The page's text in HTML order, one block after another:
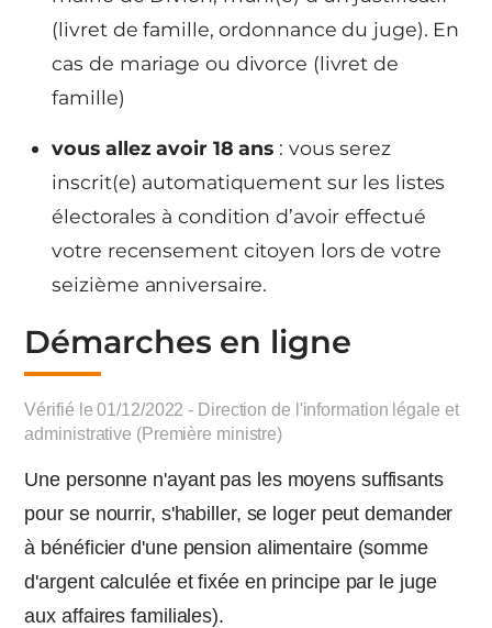
(livret de famille, ordonnance du juge). En
cas de mariage ou divorce (livret de
famille)
vous allez avoir 18 ans : vous serez
inscrit(e) automatiquement sur les listes
électorales à condition d’avoir effectué
votre recensement citoyen lors de votre
seizième anniversaire.
Démarches en ligne
Vérifié le 01/12/2022 - Direction de l'information légale et
administrative (Première ministre)
Une personne n'ayant pas les moyens suffisants
pour se nourrir, s'habiller, se loger peut demander
à bénéficier d'une pension alimentaire (somme
d'argent calculée et fixée en principe par le juge
aux affaires familiales).